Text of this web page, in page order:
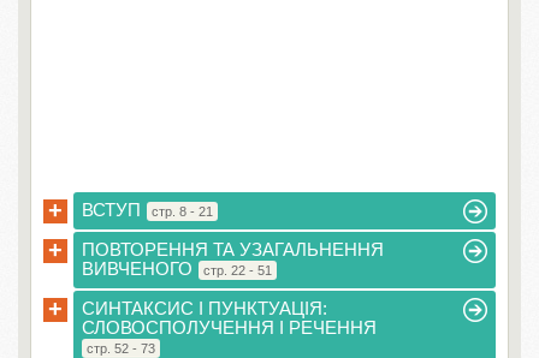
+ ВСТУП стр. 8 - 21
+
ПОВТОРЕННЯ ТА УЗАГАЛЬНЕННЯ
ВИВЧЕНОГО
стр. 22 - 51
+
СИНТАКСИС І ПУНКТУАЦІЯ:
СЛОВОСПОЛУЧЕННЯ І РЕЧЕННЯ
стр. 52 - 73